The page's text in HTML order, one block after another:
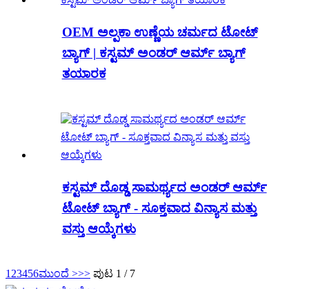
OEM ಅಲ್ಪಕಾ ಉಣ್ಣೆಯ ಚರ್ಮದ ಟೋಟ್
ಬ್ಯಾಗ್ | ಕಸ್ಟಮ್ ಅಂಡರ್ ಆರ್ಮ್ ಬ್ಯಾಗ್
ತಯಾರಕ
ಕಸ್ಟಮ್ ದೊಡ್ಡ ಸಾಮರ್ಥ್ಯದ ಅಂಡರ್ ಆರ್ಮ್
ಟೋಟ್ ಬ್ಯಾಗ್ - ಸೂಕ್ತವಾದ ವಿನ್ಯಾಸ ಮತ್ತು
ವಸ್ತು ಆಯ್ಕೆಗಳು
1 23456ಮುಂದೆ >>> ಪುಟ 1 / 7